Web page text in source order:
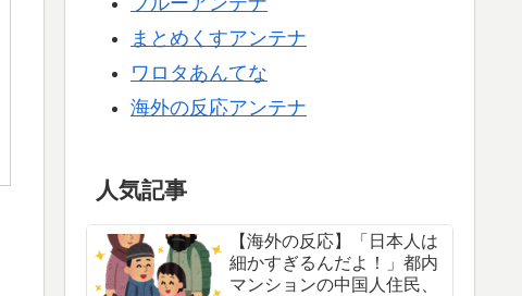
まとめくすアンテナ
ワロタあんてな
海外の反応アンテナ
人気記事
【海外の反応】「日本人は
細かすぎるんだよ！」都内
マンションの中国人住民、